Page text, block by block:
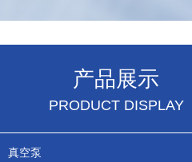
产品展示
PRODUCT DISPLAY
真空泵